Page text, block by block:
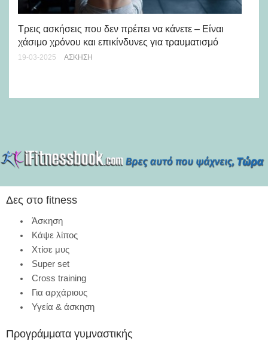
Τρεις ασκήσεις που δεν πρέπει να κάνετε – Είναι
χάσιμο χρόνου και επικίνδυνες για τραυματισμό
19-03-2025 ΆΣΚΗΣΗ
Δες στο fitness
Άσκηση
Κάψε λίπος
Χτίσε μυς
Super set
Cross training
Για αρχάριους
Υγεία & άσκηση
Προγράμματα γυμναστικής